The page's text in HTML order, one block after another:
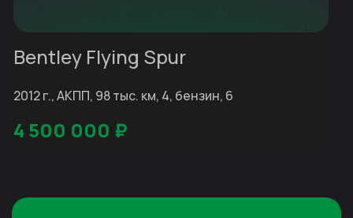
Bentley Flying Spur
2012 г., АКПП, 98 тыс. км, 4, бензин, 6
4 500 000 ₽